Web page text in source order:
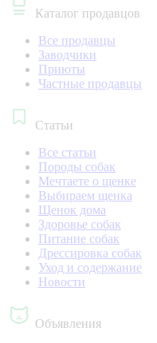
Каталог продавцов
Все продавцы
Заводчики
Приюты
Частные продавцы
Статьи
Все статьи
Породы собак
Мечтаете о щенке
Выбираем щенка
Щенок дома
Здоровье собак
Питание собак
Дрессировка собак
Уход и содержание
Новости
Объявления